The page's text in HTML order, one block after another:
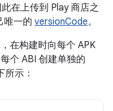
在上传到 Play 商店之
唯一的 versionCode。
在构建时向每个 APK
个 ABI 创建单独的
示：